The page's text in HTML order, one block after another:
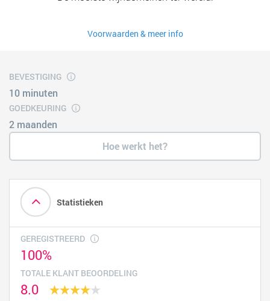
Voorwaarden & meer info
BEVESTIGING
10 minuten
GOEDKEURING
2 maanden
Hoe werkt het?
Statistieken
GEREGISTREERD
100%
TOTALE KLANT BEOORDELING
8.0